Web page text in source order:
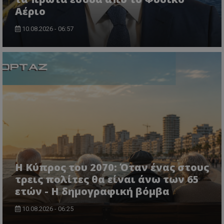
Αέριο
10.08.2026 - 06:57
Η Κύπρος του 2070: Όταν ένας στους
τρεις πολίτες θα είναι άνω των 65
ετών - Η δημογραφική βόμβα
10.08.2026 - 06:25